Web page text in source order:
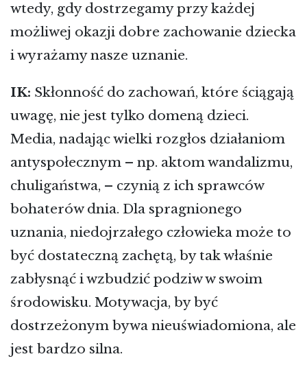
wtedy, gdy dostrzegamy przy każdej
możliwej okazji dobre zachowanie dziecka
i wyrażamy nasze uznanie.
IK: Skłonność do zachowań, które ściągają
uwagę, nie jest tylko domeną dzieci.
Media, nadając wielki rozgłos działaniom
antyspołecznym – np. aktom wandalizmu,
chuligaństwa, – czynią z ich sprawców
bohaterów dnia. Dla spragnionego
uznania, niedojrzałego człowieka może to
być dostateczną zachętą, by tak właśnie
zabłysnąć i wzbudzić podziw w swoim
środowisku. Motywacja, by być
dostrzeżonym bywa nieuświadomiona, ale
jest bardzo silna.